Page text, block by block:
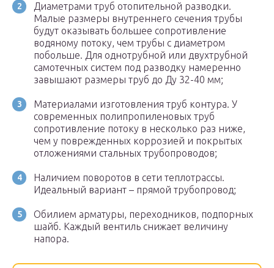
Диаметрами труб отопительной разводки.
Малые размеры внутреннего сечения трубы
будут оказывать большее сопротивление
водяному потоку, чем трубы с диаметром
побольше. Для однотрубной или двухтрубной
самотечных систем под разводку намеренно
завышают размеры труб до Ду 32-40 мм;
Материалами изготовления труб контура. У
современных полипропиленовых труб
сопротивление потоку в несколько раз ниже,
чем у поврежденных коррозией и покрытых
отложениями стальных трубопроводов;
Наличием поворотов в сети теплотрассы.
Идеальный вариант – прямой трубопровод;
Обилием арматуры, переходников, подпорных
шайб. Каждый вентиль снижает величину
напора.